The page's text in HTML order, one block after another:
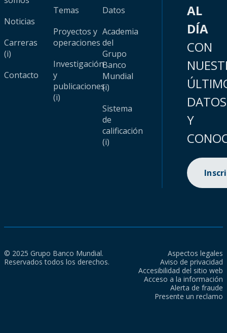
Noticias
Carreras
(i)
Contacto
Temas
Proyectos y
operaciones
Investigación
y
publicaciones
(i)
Datos
Academia
del
Grupo
Banco
Mundial
(i)
Sistema
de
calificación
(i)
AL
DÍA
CON
DATOS
Y
© 2025 Grupo Banco Mundial.
Reservados todos los derechos.
Aspectos legales
Aviso de privacidad
Accesibilidad del sitio web
Acceso a la información
Alerta de fraude
Presente un reclamo